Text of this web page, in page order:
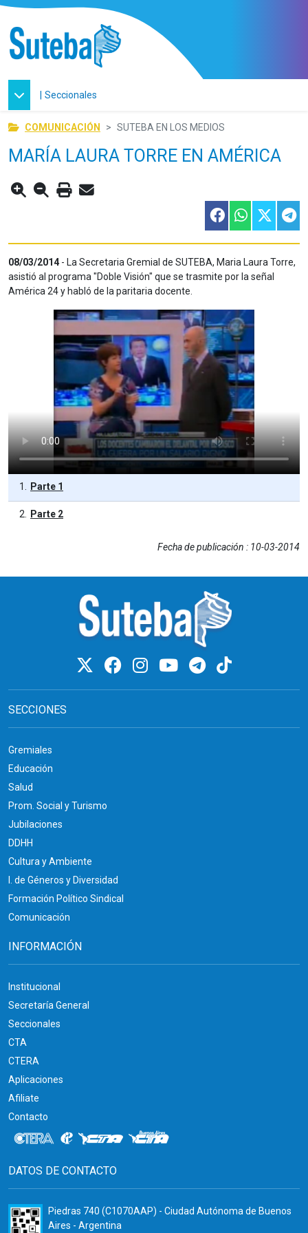
| Seccionales
COMUNICACIÓN SUTEBA EN LOS MEDIOS
MARÍA LAURA TORRE EN AMÉRICA
08/03/2014 - La Secretaria Gremial de SUTEBA, Maria Laura Torre,
asistió al programa "Doble Visión" que se trasmite por la señal
América 24 y habló de la paritaria docente.
Parte 1
Parte 2
Fecha de publicación : 10-03-2014
SECCIONES
Gremiales
Educación
Salud
Prom. Social y Turismo
Jubilaciones
DDHH
Cultura y Ambiente
I. de Géneros y Diversidad
Formación Político Sindical
Comunicación
INFORMACIÓN
Institucional
Secretaría General
Seccionales
CTA
CTERA
Aplicaciones
Afiliate
Contacto
DATOS DE CONTACTO
Piedras 740 (C1070AAP) - Ciudad Autónoma de Buenos
Aires - Argentina